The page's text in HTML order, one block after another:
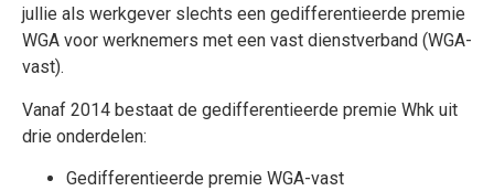
jullie als werkgever slechts een gedifferentieerde premie
WGA voor werknemers met een vast dienstverband (WGA-
vast).
Vanaf 2014 bestaat de gedifferentieerde premie Whk uit
drie onderdelen:
Gedifferentieerde premie WGA-vast